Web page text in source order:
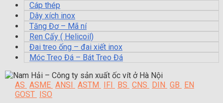
Cáp thép
Dây xích inox
Tăng Đơ – Mã ní
Ren Cấy ( Helicoil)
Đai treo ống – đai xiết inox
Móc Treo Đá – Bát Treo Đá
AS ASME ANSI ASTM IFI BS CNS DIN GB EN
GOST ISO